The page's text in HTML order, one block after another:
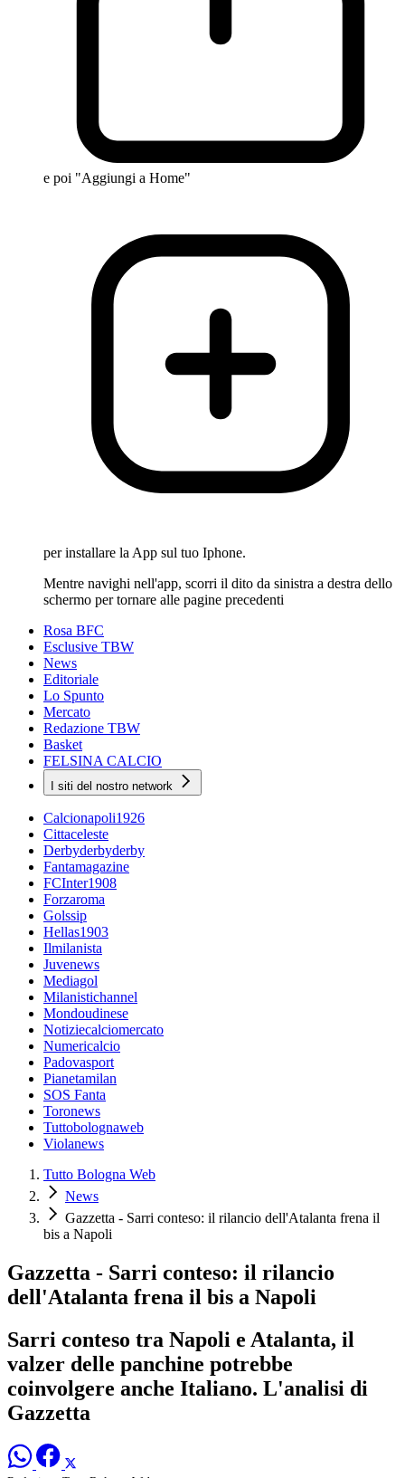
e poi "Aggiungi a Home"
per installare la App sul tuo Iphone.
Mentre navighi nell'app, scorri il dito da sinistra a destra dello
schermo per tornare alle pagine precedenti
Rosa BFC
Esclusive TBW
News
Editoriale
Lo Spunto
Mercato
Redazione TBW
Basket
FELSINA CALCIO
I siti del nostro network
Calcionapoli1926
Cittaceleste
Derbyderbyderby
Fantamagazine
FCInter1908
Forzaroma
Golssip
Hellas1903
Ilmilanista
Juvenews
Mediagol
Milanistichannel
Mondoudinese
Notiziecalciomercato
Numericalcio
Padovasport
Pianetamilan
SOS Fanta
Toronews
Tuttobolognaweb
Violanews
Tutto Bologna Web
News
Gazzetta - Sarri conteso: il rilancio dell'Atalanta frena il
bis a Napoli
Gazzetta - Sarri conteso: il rilancio
dell'Atalanta frena il bis a Napoli
Sarri conteso tra Napoli e Atalanta, il
valzer delle panchine potrebbe
coinvolgere anche Italiano. L'analisi di
Gazzetta